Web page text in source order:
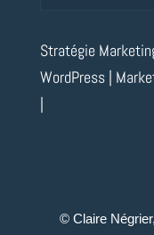
Stratégie
WordPress |
|
© Claire